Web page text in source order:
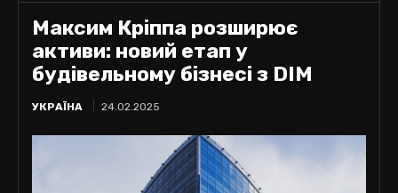
Максим Кріппа розширює
активи: новий етап у
будівельному бізнесі з DIM
УКРАЇНА 24.02.2025